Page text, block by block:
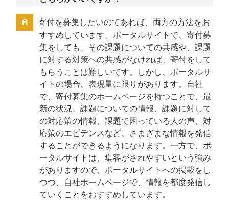
寄付を募集したいのであれば、両方の方法をお
すすめしています。ポータルサイトで、寄付募
集をしても、その課題についての共感や、課題
に対する対策への共感がなければ、寄付をして
もらうことは難しいです。しかし、ポータルサ
イトの場合、表現量に限りがあります。自社
で、寄付募集のホームページを持つことで、最
新の状況、課題についての情報、課題に対して
の対応策の情報、課題で困っている人の声、対
応策のエビデンスなど、さまざまな情報を発信
することができるようになります。一方で、ポ
ータルサイトは、集客がされやすいという強み
がありますので、ポータルサイトへの掲載をし
つつ、自社ホームページで、情報を都度発信し
ていくことをおすすめしています。